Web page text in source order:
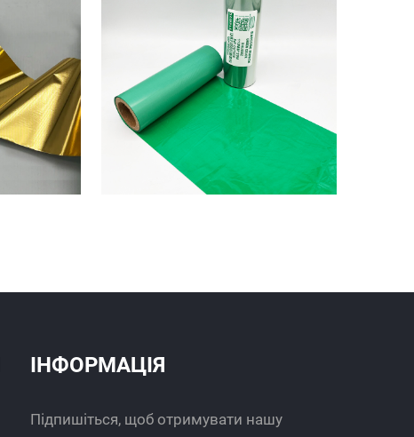
ІНФОРМАЦІЯ
Підпишіться, щоб отримувати нашу